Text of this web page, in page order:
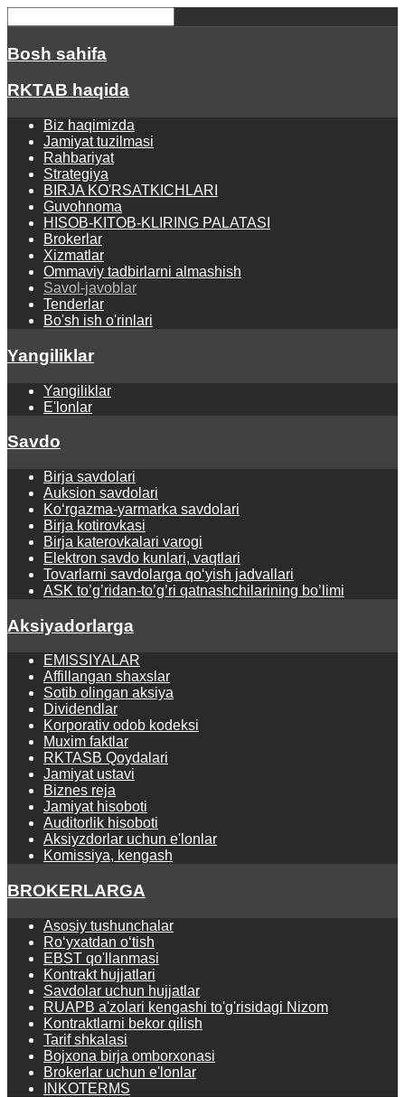
Bosh sahifa
RKTAB haqida
Biz haqimizda
Jamiyat tuzilmasi
Rahbariyat
Strategiya
BIRJA KO'RSATKICHLARI
Guvohnoma
HISOB-KITOB-KLIRING PALATASI
Brokerlar
Xizmatlar
Ommaviy tadbirlarni almashish
Savol-javoblar
Tenderlar
Bo'sh ish o'rinlari
Yangiliklar
Yangiliklar
E'lonlar
Savdo
Birja savdolari
Auksion savdolari
Ko‘rgаzmа-yarmаrkа sаvdolаri
Birja kotirovkasi
Birja katerovkalari varogi
Elektron savdo kunlari, vaqtlari
Tovarlarni savdolarga qo‘yish jadvallari
ASK to’g’ridan-to’g’ri qatnashchilarining bo’limi
Aksiyadorlarga
EMISSIYALAR
Affillangan shaxslar
Sotib olingan aksiya
Dividendlar
Korporativ odob kodeksi
Muxim faktlar
RKTASB Qoydalari
Jamiyat ustavi
Biznes reja
Jamiyat hisoboti
Auditorlik hisoboti
Aksiyzdorlar uchun e'lonlar
Komissiya, kengash
BROKERLARGA
Asosiy tushunchalar
Ro‘yхаtdаn o‘tish
EBST qo'llanmasi
Kontrаkt hujjаtlаri
Savdolar uchun hujjatlar
RUAPB a'zolari kengashi to'g'risidagi Nizom
Kontraktlarni bekor qilish
Tarif shkalasi
Bojxona birja omborxonasi
Brokerlar uchun e'lonlar
INKOTERMS